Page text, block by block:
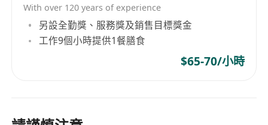
With over 120 years of experience
另設全勤獎、服務獎及銷售目標獎金
工作9個小時提供1餐膳食
$65-70/小時